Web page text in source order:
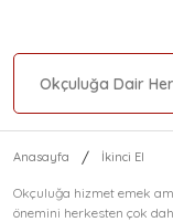
Anasayfa İkinci El
Okçuluğa hizmet emek
önemini herkesten çok